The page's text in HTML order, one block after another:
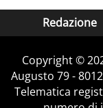
Redazione
Copyright ©️
Augusto 79 -
Telematica